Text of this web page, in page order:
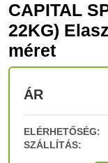
CAPITAL
22KG)
méret
ÁR
ELÉRHETŐSÉG:
SZÁLLÍTÁS: